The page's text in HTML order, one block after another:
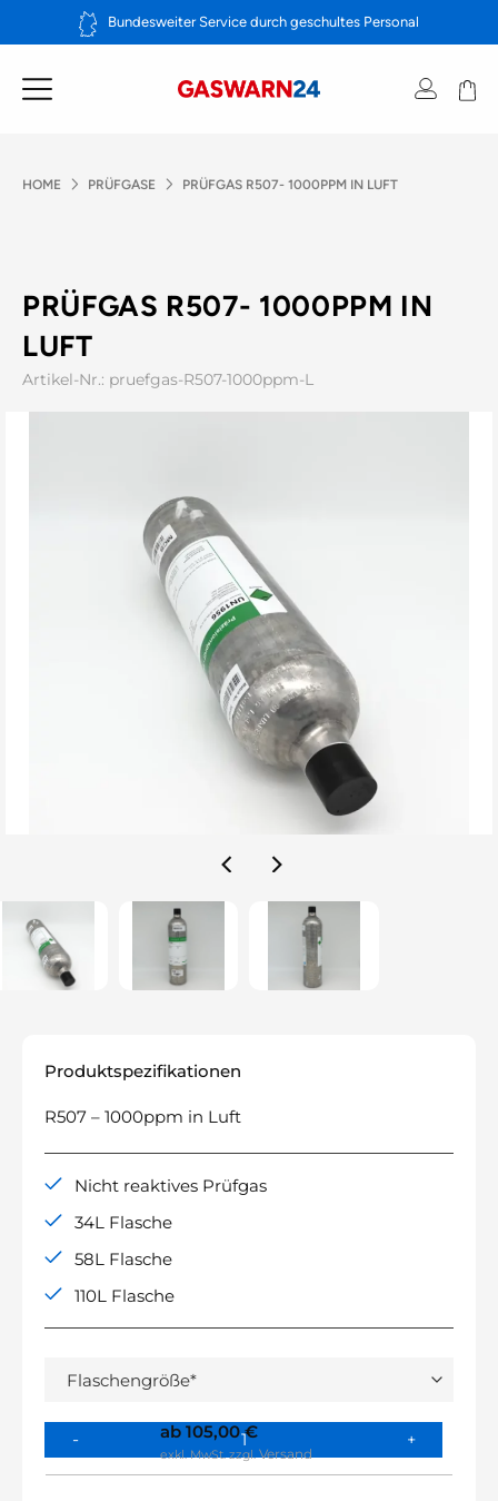
Inhalt
Bundesweiter Service durch geschultes Personal
HOME PRÜFGASE PRÜFGAS R507- 1000PPM IN LUFT
PRÜFGAS R507- 1000PPM IN
LUFT
Artikel-Nr.: pruefgas-R507-1000ppm-L
Produktspezifikationen
R507 – 1000ppm in Luft
Nicht reaktives Prüfgas
34L Flasche
58L Flasche
110L Flasche
ab 105,00€
exkl. MwSt. zzgl.Versand